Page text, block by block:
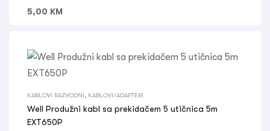
5,00 KM
KABLOVI RAZVODNI KABLOVI/ADAPTERI
Well Produžni kabl sa prekidačem 5 utičnica 5m
EXT650P